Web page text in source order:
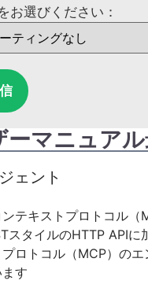
お選びください：
ーマニュア
ェント
ンテキストプロトコル
スタイルのHTTP APIに
ロトコル（MCP）の
す